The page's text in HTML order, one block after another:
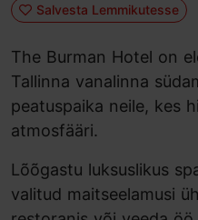
Salvesta Lemmikutesse
The Burman Hotel on
Tallinna vanalinna
peatuspaika neile, kes
atmosfääri.
Lõõgastu luksuslikus
valitud maitseelamusi